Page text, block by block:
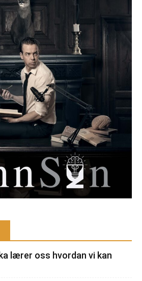
lærer oss hvordan vi kan